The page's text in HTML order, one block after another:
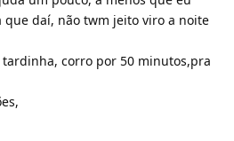
daí, não twm jeito viro a noite
corro por 50 minutos,pra